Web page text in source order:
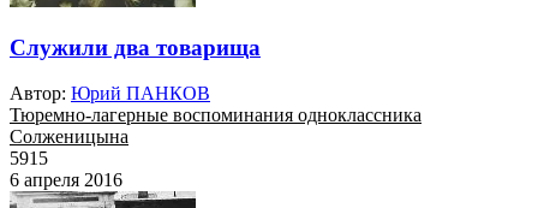
Служили два товарища
Автор: Юрий ПАНКОВ
Тюремно-лагерные воспоминания одноклассника
Солженицына
5915
6 апреля 2016